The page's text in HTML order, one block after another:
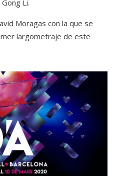
Li.
Moragas con la que se
largometraje de este